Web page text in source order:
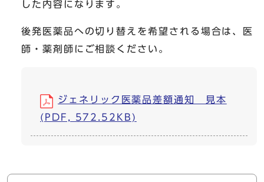
した内容になります。
後発医薬品への切り替えを希望される場合は、医
師・薬剤師にご相談ください。
ジェネリック医薬品差額通知 見本
(PDF, 572.52KB)